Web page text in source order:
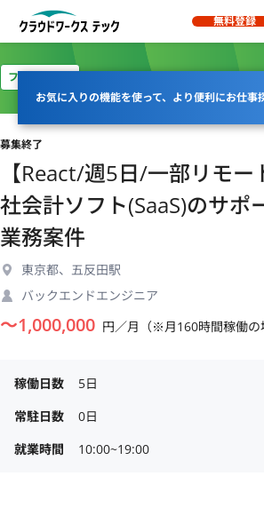
無料登録
お気に入りの機能を使って、より便利にお仕事
フルリモート
募集終了
【React/週5日/一部リモ
社会計ソフト(SaaS)のサポ
業務案件
東京都、五反田駅
バックエンドエンジニア
〜1,000,000 円／月（※月160時間稼働の
稼働日数
5日
常駐日数
0日
就業時間
10:00~19:00